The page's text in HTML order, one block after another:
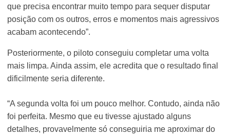
que precisa encontrar muito tempo para sequer disputar
posição com os outros, erros e momentos mais agressivos
acabam acontecendo”.
Posteriormente, o piloto conseguiu completar uma volta
mais limpa. Ainda assim, ele acredita que o resultado final
dificilmente seria diferente.
“A segunda volta foi um pouco melhor. Contudo, ainda não
foi perfeita. Mesmo que eu tivesse ajustado alguns
detalhes, provavelmente só conseguiria me aproximar do